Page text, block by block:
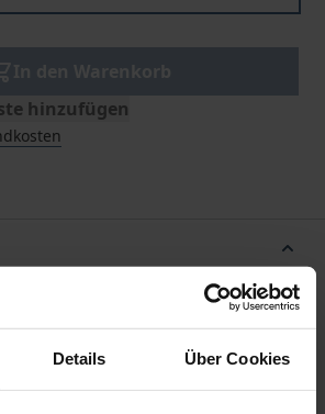
Details Über Cookies
hinzufügen
Anforderungen an die
zu stellen sind. Auf der